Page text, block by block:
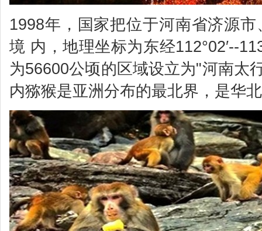
1998年，国家把位于河南省济源
境 内，地理坐标为东经112°02′--
为56600公顷的区域设立为"河南太
内猕猴是亚洲分布的最北界，是华